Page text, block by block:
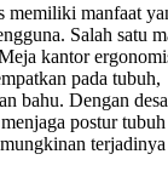
memiliki manfaat
Salah satu
kantor
pada tubuh,
bahu. Dengan
postur